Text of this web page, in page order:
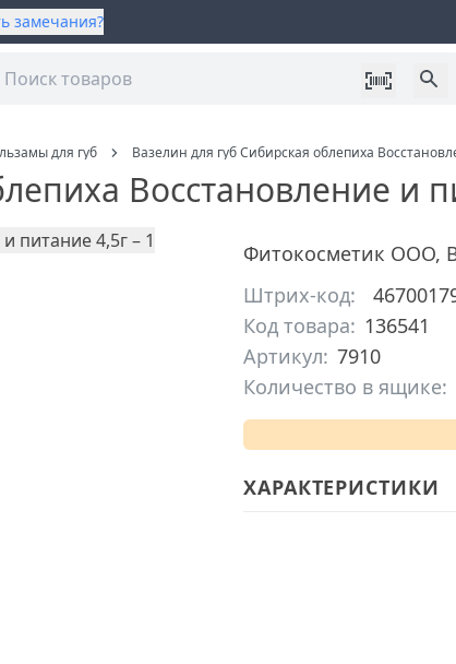
замечания?
для губ Вазелин для губ Сибирская облепиха
Восстановление и
Фитокосметик ООО,
Штрих-код:
Код товара: 136541
Артикул: 7910
Количество в ящике:
ХАРАКТЕРИСТИКИ